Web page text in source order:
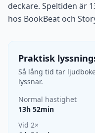
deckare. Speltiden är
hos BookBeat och
Praktisk
Så lång tid tar
lyssnar.
Normal hastighet
13h 52min
Vid 2×